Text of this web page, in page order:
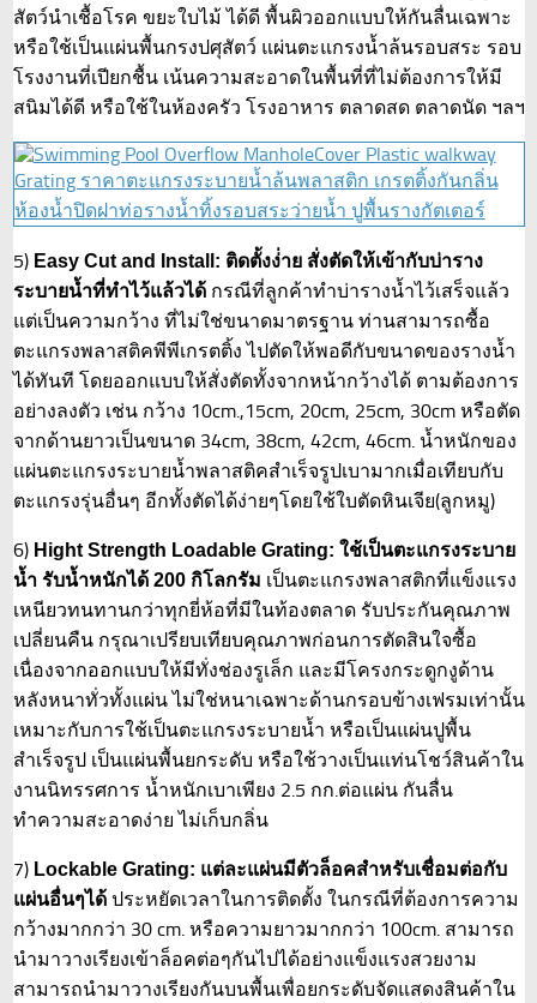
สัตว์นำเชื้อโรค ขยะใบไม้ ได้ดี พื้นผิวออกแบบให้กันลื่นเฉพาะ
หรือใช้เป็นแผ่นพื้นกรงปศุสัตว์ แผ่นตะแกรงน้ำล้นรอบสระ รอบ
โรงงานที่เปียกชื้น เน้นความสะอาดในพื้นที่ที่ไม่ต้องการให้มี
สนิมได้ดี หรือใช้ในห้องครัว โรงอาหาร ตลาดสด ตลาดนัด ฯลฯ
5) Easy Cut and Install: ติดตั้งง่่าย สั่งตัดให้เข้ากับบ่าราง
ระบายน้ำที่ทำไว้แล้วได้ กรณีที่ลูกค้าทำบ่ารางน้ำไว้เสร็จแล้ว
แต่เป็นความกว้าง ที่ไม่ใช่ขนาดมาตรฐาน ท่านสามารถซื้อ
ตะแกรงพลาสติคพีพีเกรตติ้ง ไปตัดให้พอดีกับขนาดของรางน้ำ
ได้ทันที โดยออกแบบให้สั่งตัดทั้งจากหน้ากว้างได้ ตามต้องการ
อย่างลงตัว เช่น กว้าง 10cm.,15cm, 20cm, 25cm, 30cm หรือตัด
จากด้านยาวเป็นขนาด 34cm, 38cm, 42cm, 46cm. น้ำหนักของ
แผ่นตะแกรงระบายน้ำพลาสติคสำเร็จรูปเบามากเมื่อเทียบกับ
ตะแกรงรุ่นอื่นๆ อีกทั้งตัดได้ง่ายๆโดยใช้ใบตัดหินเจีย(ลูกหมู)
6) Hight Strength Loadable Grating: ใช้เป็นตะแกรงระบาย
น้ำ รับน้ำหนักได้ 200 กิโลกรัม เป็นตะแกรงพลาสติกที่แข็งแรง
เหนียวทนทานกว่าทุกยี่ห้อที่มีในท้องตลาด รับประกันคุณภาพ
เปลี่ยนคืน กรุณาเปรียบเทียบคุณภาพก่อนการตัดสินใจซื้อ
เนื่องจากออกแบบให้มีทั่งช่องรูเล็ก และมีโครงกระดูกงูด้าน
หลังหนาทั่วทั้งแผ่น ไม่ใช่หนาเฉพาะด้านกรอบข้างเฟรมเท่านั้น
เหมาะกับการใช้เป็นตะแกรงระบายน้ำ หรือเป็นแผ่นปูพื้น
สำเร็จรูป เป็นแผ่นพื้นยกระดับ หรือใช้วางเป็นแท่นโชว์สินค้าใน
งานนิทรรศการ น้ำหนักเบาเพียง 2.5 กก.ต่อแผ่น กันลื่น
ทำความสะอาดง่าย ไม่เก็บกลิ่น
7) Lockable Grating: แต่ละแผ่นมีตัวล็อคสำหรับเชื่อมต่อกับ
แผ่นอื่นๆได้ ประหยัดเวลาในการติดตั้ง ในกรณีที่ต้องการความ
กว้างมากกว่า 30 cm. หรือความยาวมากกว่า 100cm. สามารถ
นำมาวางเรียงเข้าล็อคต่อๆกันไปได้อย่างแข็งแรงสวยงาม
สามารถนำมาวางเรียงกันบนพื้นเพื่อยกระดับจัดแสดงสินค้าใน